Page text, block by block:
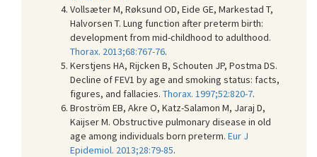
Vollsæter M, Røksund OD, Eide GE, Markestad T,
Halvorsen T. Lung function after preterm birth:
development from mid-childhood to adulthood.
Thorax. 2013;68:767-76.
Kerstjens HA, Rijcken B, Schouten JP, Postma DS.
Decline of FEV1 by age and smoking status: facts,
figures, and fallacies. Thorax. 1997;52:820-7.
Broström EB, Akre O, Katz-Salamon M, Jaraj D,
Kaijser M. Obstructive pulmonary disease in old
age among individuals born preterm. Eur J
Epidemiol. 2013;28:79-85.